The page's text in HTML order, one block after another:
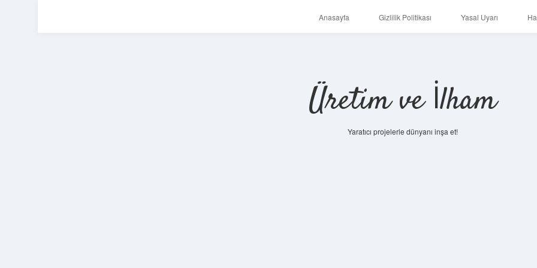
Anasayfa Gizlilik Politikası Yasal Uyarı
Üretim ve İlham
Yaratıcı projelerle dünyanı inşa et!